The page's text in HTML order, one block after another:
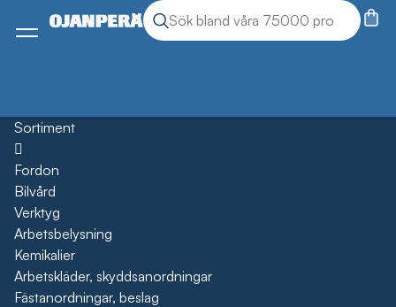
Sök produkter
Sök
Meny
Sortiment
Öppna
Fordon
Bilvård
Verktyg
Arbetsbelysning
Kemikalier
Arbetskläder, skyddsanordningar
Fästanordningar, beslag